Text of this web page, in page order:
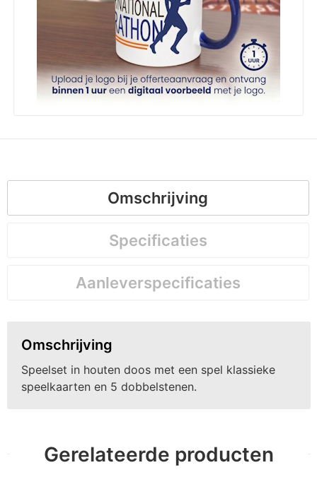
Omschrijving
Specificaties
Aanleverspecificaties
Omschrijving
Speelset in houten doos met een spel klassieke
speelkaarten en 5 dobbelstenen.
Gerelateerde producten